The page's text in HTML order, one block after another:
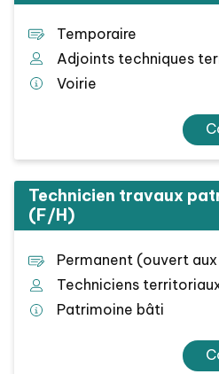
Temporaire
Adjoints techniques
Voirie
Technicien travaux
(F/H)
Permanent (ouvert
Techniciens
Patrimoine bâti